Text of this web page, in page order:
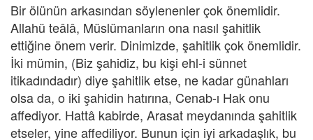
Bir ölünün arkasından söylenenler çok önemlidir.
Allahü teâlâ, Müslümanların ona nasıl şahitlik
ettiğine önem verir. Dinimizde, şahitlik çok önemlidir.
İki mümin, (Biz şahidiz, bu kişi ehl-i sünnet
itikadındadır) diye şahitlik etse, ne kadar günahları
olsa da, o iki şahidin hatırına, Cenab-ı Hak onu
affediyor. Hattâ kabirde, Arasat meydanında şahitlik
etseler, yine affediliyor. Bunun için iyi arkadaşlık, bu